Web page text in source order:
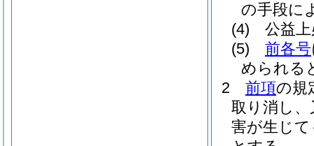
の手段に
(4)
公益
(5)
前各号
められる
2
前項の規
取り消し
害が生じ